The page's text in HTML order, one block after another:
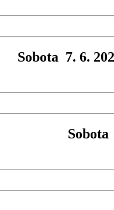
Sobota 7. 6.